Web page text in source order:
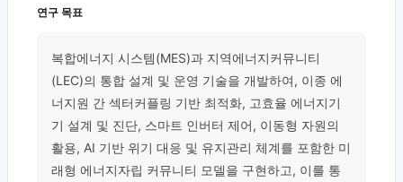
연구 목표
복합에너지 시스템(MES)과 지역에너지커뮤니티
(LEC)의 통합 설계 및 운영 기술을 개발하여, 이종 에
너지원 간 섹터커플링 기반 최적화, 고효율 에너지기
기 설계 및 진단, 스마트 인버터 제어, 이동형 자원의
활용, AI 기반 위기 대응 및 유지관리 체계를 포함한 미
래형 에너지자립 커뮤니티 모델을 구현하고, 이를 통